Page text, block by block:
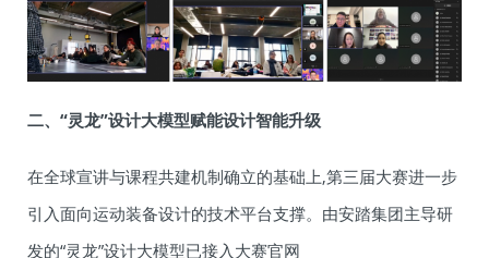
二、“灵龙”设计大模型赋能设计智能升级
在全球宣讲与课程共建机制确立的基础上,第三届大赛进一步
引入面向运动装备设计的技术平台支撑。由安踏集团主导研
发的“灵龙”设计大模型已接入大赛官网